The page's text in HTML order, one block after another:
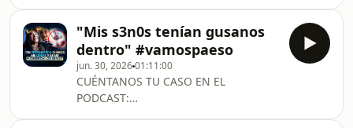
A
NINGÚN
CAPÍTULOhttps://www.youtube.com/@vamospaeso
SÍGUENOShttps://www.instagram.com/vamospaeso/
hl=eshttps://www.tiktok.com/@vamospaesohttps://
mibextid=LQQJ4dSIGUE A
JUANJOhttps://www.instagram.com/
"Mis s3n0s tenían gusanos
dentro" #vamospaeso
jun. 30, 202601:11:00
CUÉNTANOS TU CASO EN EL
PODCAST: